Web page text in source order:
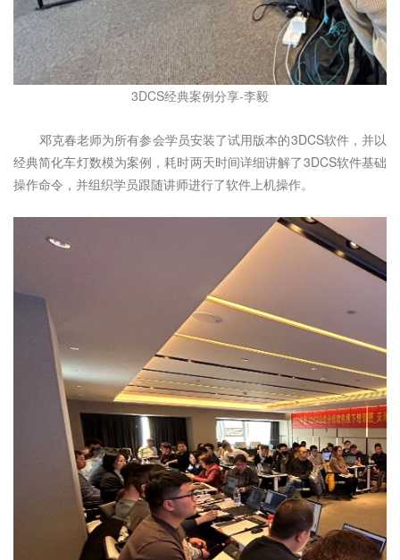
3DCS经典案例分享-李毅
邓克春老师为所有参会学员安装了试用版本的3DCS软件，并以
经典简化车灯数模为案例，耗时两天时间详细讲解了3DCS软件基础
操作命令，并组织学员跟随讲师进行了软件上机操作。